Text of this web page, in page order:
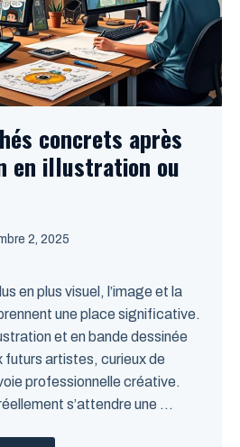
concrets après
en illustration ou
2, 2025
en plus visuel, l’image et la
une place significative.
et en bande dessinée
futurs artistes, curieux de
professionnelle créative.
s’attendre une ...